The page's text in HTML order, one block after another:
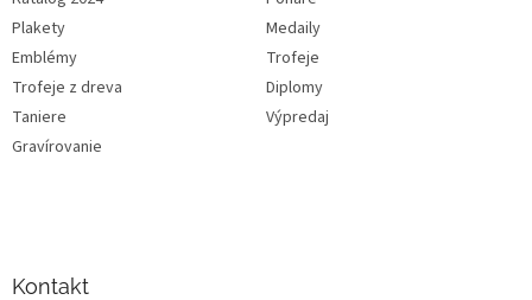
Plakety
Medaily
Emblémy
Trofeje
Trofeje z dreva
Diplomy
Taniere
Výpredaj
Gravírovanie
Kontakt